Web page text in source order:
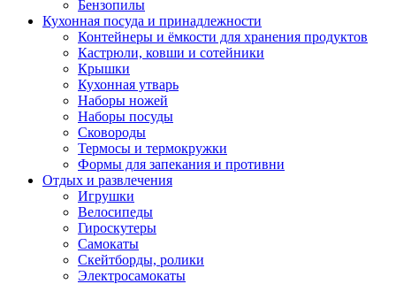
Бензопилы
Кухонная посуда и принадлежности
Контейнеры и ёмкости для хранения продуктов
Кастрюли, ковши и сотейники
Крышки
Кухонная утварь
Наборы ножей
Наборы посуды
Сковороды
Термосы и термокружки
Формы для запекания и противни
Отдых и развлечения
Игрушки
Велосипеды
Гироскутеры
Самокаты
Скейтборды, ролики
Электросамокаты